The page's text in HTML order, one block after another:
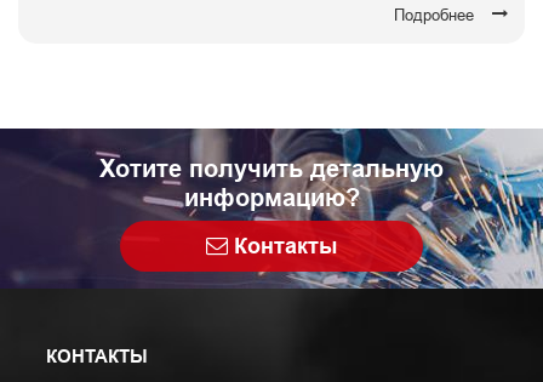
Подробнее
Хотите получить детальную
информацию?
Контакты
КОНТАКТЫ